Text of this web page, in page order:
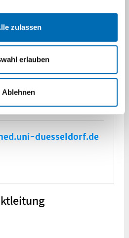
zulassen
erlauben
Ablehnen
und insbesondere die
Versorgung von
auch unter
Umfelds, zu
duesseldorf.de